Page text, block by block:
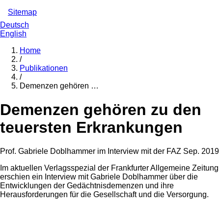
Sitemap
Deutsch
English
Home
/
Publikationen
/
Demenzen gehören …
Demenzen gehören zu den
teuersten Erkrankungen
Prof. Gabriele Doblhammer im Interview mit der FAZ Sep. 2019
Im aktuellen Verlagsspezial der Frankfurter Allgemeine Zeitung
erschien ein Interview mit Gabriele Doblhammer über die
Entwicklungen der Gedächtnisdemenzen und ihre
Herausforderungen für die Gesellschaft und die Versorgung.